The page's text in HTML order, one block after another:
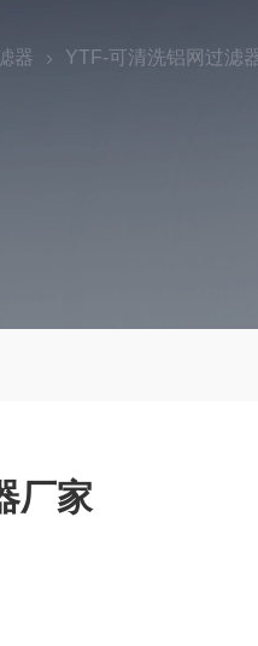
器 YTF-可清洗铝网过滤
厂家